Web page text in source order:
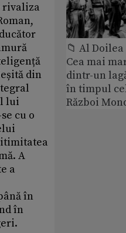
rivaliza
din
lui
cu o
A
a
în
în
📁 Al
Cea mai
dintr-un
în timpul
Război